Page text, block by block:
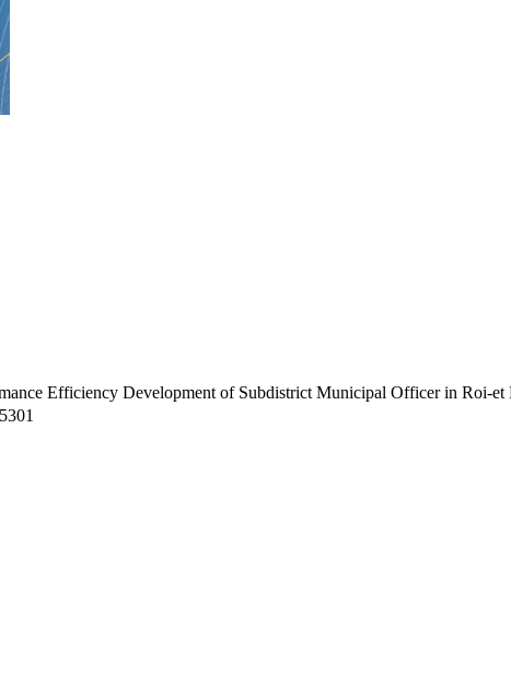
Efficiency Development of Subdistrict Municipal Officer in Roi-et